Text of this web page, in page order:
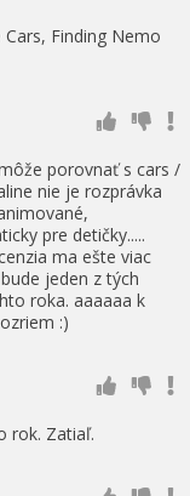
Finding Nemo
porovnať s cars /
nie je rozprávka
pre detičky.....
ma ešte viac
jeden z tých
roka. aaaaaa k
:)
rok. Zatiaľ.